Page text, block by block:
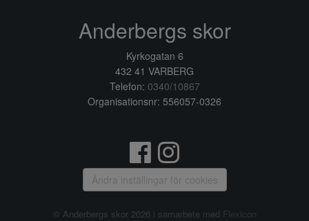
Anderbergs skor
Kyrkogatan 6
432 41 VARBERG
Telefon: 0340/10867
Organisationsnr: 556057-0326
Ändra inställingar för cookies
© Anderbergs skor 2026 i samarbete med Flexicon